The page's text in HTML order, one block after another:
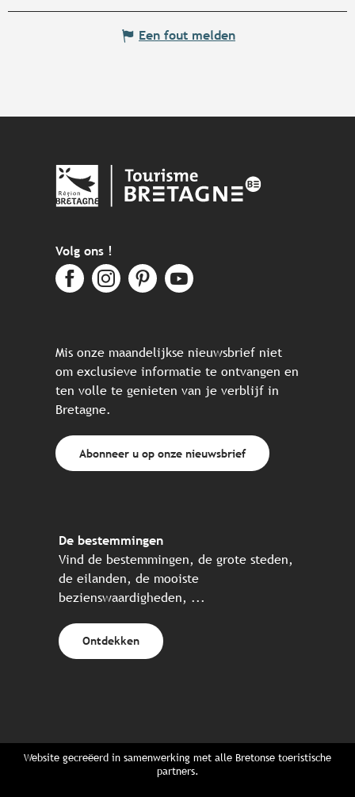
Een fout melden
Volg ons !
Mis onze maandelijkse nieuwsbrief niet
om exclusieve informatie te ontvangen en
ten volle te genieten van je verblijf in
Bretagne.
Abonneer u op onze nieuwsbrief
De bestemmingen
Vind de bestemmingen, de grote steden,
de eilanden, de mooiste
bezienswaardigheden, ...
Ontdekken
Website gecreëerd in samenwerking met alle Bretonse toeristische
partners.